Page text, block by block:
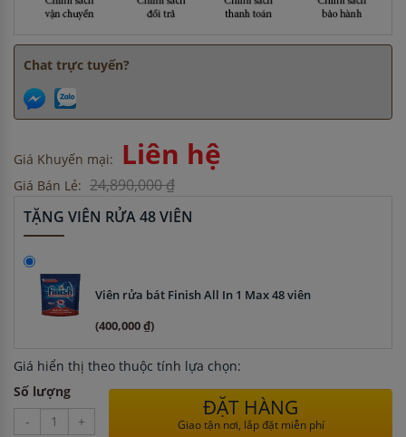
Chat trực tuyến?
Giá Khuyến mại: Liên hệ
Giá Bán Lẻ: 24,890,000 ₫
TẶNG VIÊN RỬA 48 VIÊN
Viên rửa bát Finish All In 1 Max 48 viên
(400,000 ₫)
Giá hiển thị theo thuộc tính lựa chọn:
Số lượng
-
+
ĐẶT HÀNG
Giao tận nơi, lắp đặt miễn phí